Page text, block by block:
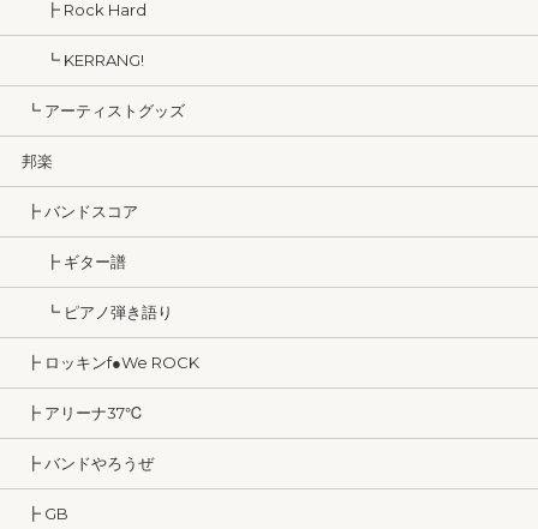
┣ Rock Hard
┗ KERRANG!
┗ アーティストグッズ
邦楽
┣ バンドスコア
┣ ギター譜
┗ ピアノ弾き語り
┣ ロッキンf●We ROCK
┣ アリーナ37℃
┣ バンドやろうぜ
┣ GB